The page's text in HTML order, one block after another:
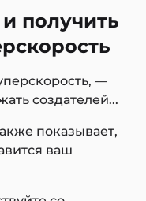
получить
—
создателей...
показывает,
ваш